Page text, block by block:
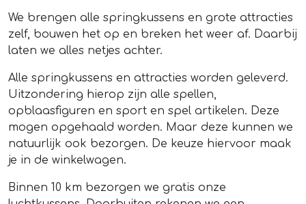
We brengen alle springkussens en grote attracties
zelf, bouwen het op en breken het weer af. Daarbij
laten we alles netjes achter.
Alle springkussens en attracties worden geleverd.
Uitzondering hierop zijn alle spellen,
opblaasfiguren en sport en spel artikelen. Deze
mogen opgehaald worden. Maar deze kunnen we
natuurlijk ook bezorgen. De keuze hiervoor maak
je in de winkelwagen.
Binnen 10 km bezorgen we gratis onze